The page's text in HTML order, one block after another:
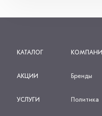
КАТАЛОГ
АКЦИИ
УСЛУГИ
Бренды
Политика